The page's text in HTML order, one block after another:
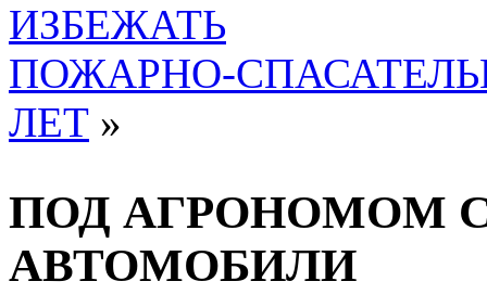
ИЗБЕЖАТЬ
ПОЖАРНО-
ЛЕТ »
ПОД АГРОНОМОМ
АВТОМОБИЛИ